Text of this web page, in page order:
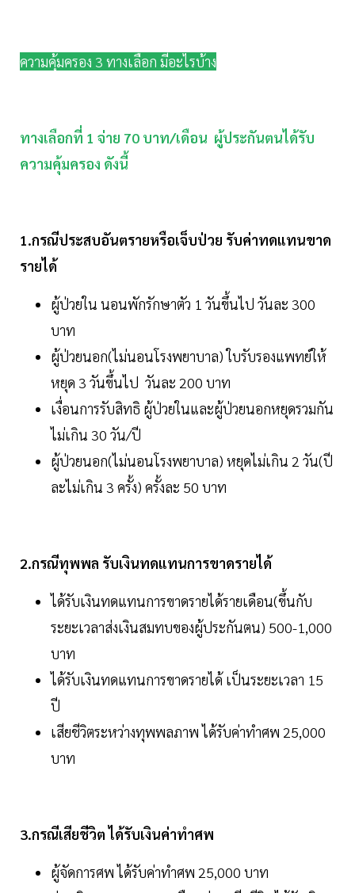
ความคุ้มครอง 3 ทางเลือก มีอะไรบ้าง
ทางเลือกที่ 1 จ่าย 70 บาท/เดือน ผู้ประกันตนได้รับ
ความคุ้มครอง ดังนี้
1.กรณีประสบอันตรายหรือเจ็บป่วย รับค่าทดแทนขาด
รายได้
ผู้ป่วยใน นอนพักรักษาตัว 1 วันขึ้นไป วันละ 300
บาท
ผู้ป่วยนอก(ไม่นอนโรงพยาบาล) ใบรับรองแพทย์ให้
หยุด 3 วันขึ้นไป วันละ 200 บาท
เงื่อนการรับสิทธิ ผู้ป่วยในและผู้ป่วยนอกหยุดรวมกัน
ไม่เกิน 30 วัน/ปี
ผู้ป่วยนอก(ไม่นอนโรงพยาบาล) หยุดไม่เกิน 2 วัน(ปี
ละไม่เกิน 3 ครั้ง) ครั้งละ 50 บาท
2.กรณีทุพพล รับเงินทดแทนการขาดรายได้
ได้รับเงินทดแทนการขาดรายได้รายเดือน(ขึ้นกับ
ระยะเวลาส่งเงินสมทบของผู้ประกันตน) 500-1,000
บาท
ได้รับเงินทดแทนการขาดรายได้ เป็นระยะเวลา 15
ปี
เสียชีวิตระหว่างทุพพลภาพ ได้รับค่าทำศพ 25,000
บาท
3.กรณีเสียชีวิต ได้รับเงินค่าทำศพ
ผู้จัดการศพ ได้รับค่าทำศพ 25,000 บาท